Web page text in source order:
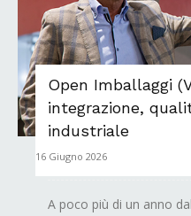
Open Imballaggi
integrazione,
industriale
16 Giugno 2026
A poco più di un anno